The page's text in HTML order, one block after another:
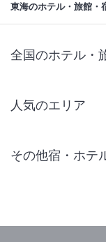
東海のホテル・旅館・
全国のホテル・
人気のエリア
仙台 ホテル
その他宿・ホテ